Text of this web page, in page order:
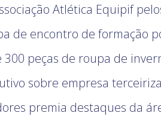
Atlética Equipif
de encontro de formação
peças de roupa de
sobre empresa
premia destaques da